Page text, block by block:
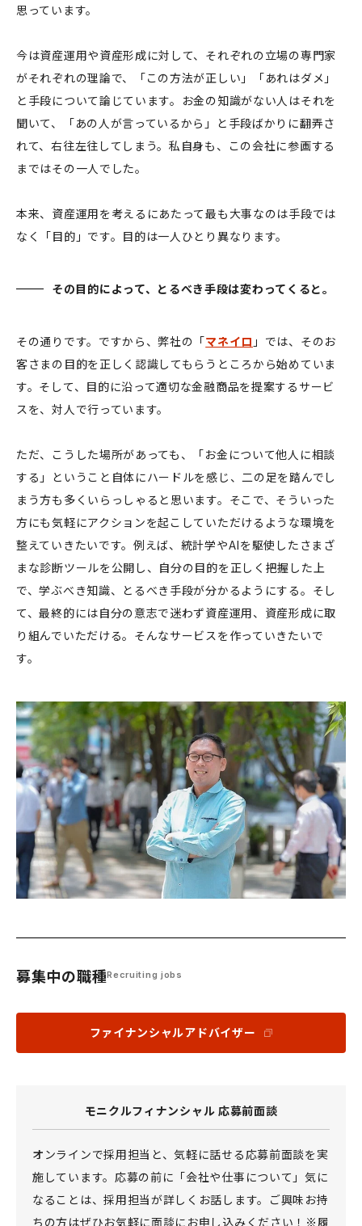
思っています。
今は資産運用や資産形成に対して、それぞれの立場の専門家
がそれぞれの理論で、「この方法が正しい」「あれはダメ」
と手段について論じています。お金の知識がない人はそれを
聞いて、「あの人が言っているから」と手段ばかりに翻弄さ
れて、右往左往してしまう。私自身も、この会社に参画する
まではその一人でした。
本来、資産運用を考えるにあたって最も大事なのは手段では
なく「目的」です。目的は一人ひとり異なります。
その目的によって、とるべき手段は変わってくると。
その通りです。ですから、弊社の「マネイロ 」では、そのお
客さまの目的を正しく認識してもらうところから始めていま
す。そして、目的に沿って適切な金融商品を提案するサービ
スを、対人で行っています。
ただ、こうした場所があっても、「お金について他人に相談
する」ということ自体にハードルを感じ、二の足を踏んでし
まう方も多くいらっしゃると思います。そこで、そういった
方にも気軽にアクションを起こしていただけるような環境を
整えていきたいです。例えば、統計学やAIを駆使したさまざ
まな診断ツールを公開し、自分の目的を正しく把握した上
で、学ぶべき知識、とるべき手段が分かるようにする。そし
て、最終的には自分の意志で迷わず資産運用、資産形成に取
り組んでいただける。そんなサービスを作っていきたいで
す。
募集中の職種Recruiting jobs
ファイナンシャルアドバイザー
モニクルフィナンシャル 応募前面談
オンラインで採用担当と、気軽に話せる応募前面談を実
施しています。応募の前に「会社や仕事について」気に
なることは、採用担当が詳しくお話します。ご興味お持
ちの方はぜひお気軽に面談にお申し込みください！※履